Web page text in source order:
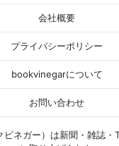
会社概要
プライバシーポリシー
bookvinegarについて
お問い合わせ
ネガー）は新聞・雑誌・